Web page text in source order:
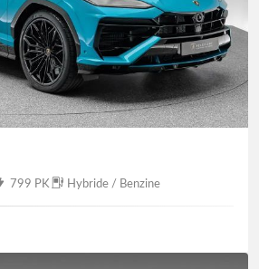
799 PK Hybride / Benzine